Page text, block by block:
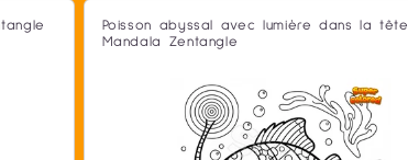
Poisson abyssal avec lumière dans la tête
Mandala Zentangle